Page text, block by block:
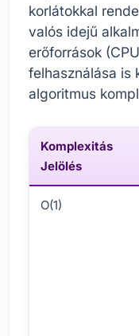
korlátokkal
valós idejű
erőforrások
felhasználása is
algoritmus
Komplexitás
Jelölés
O(1)